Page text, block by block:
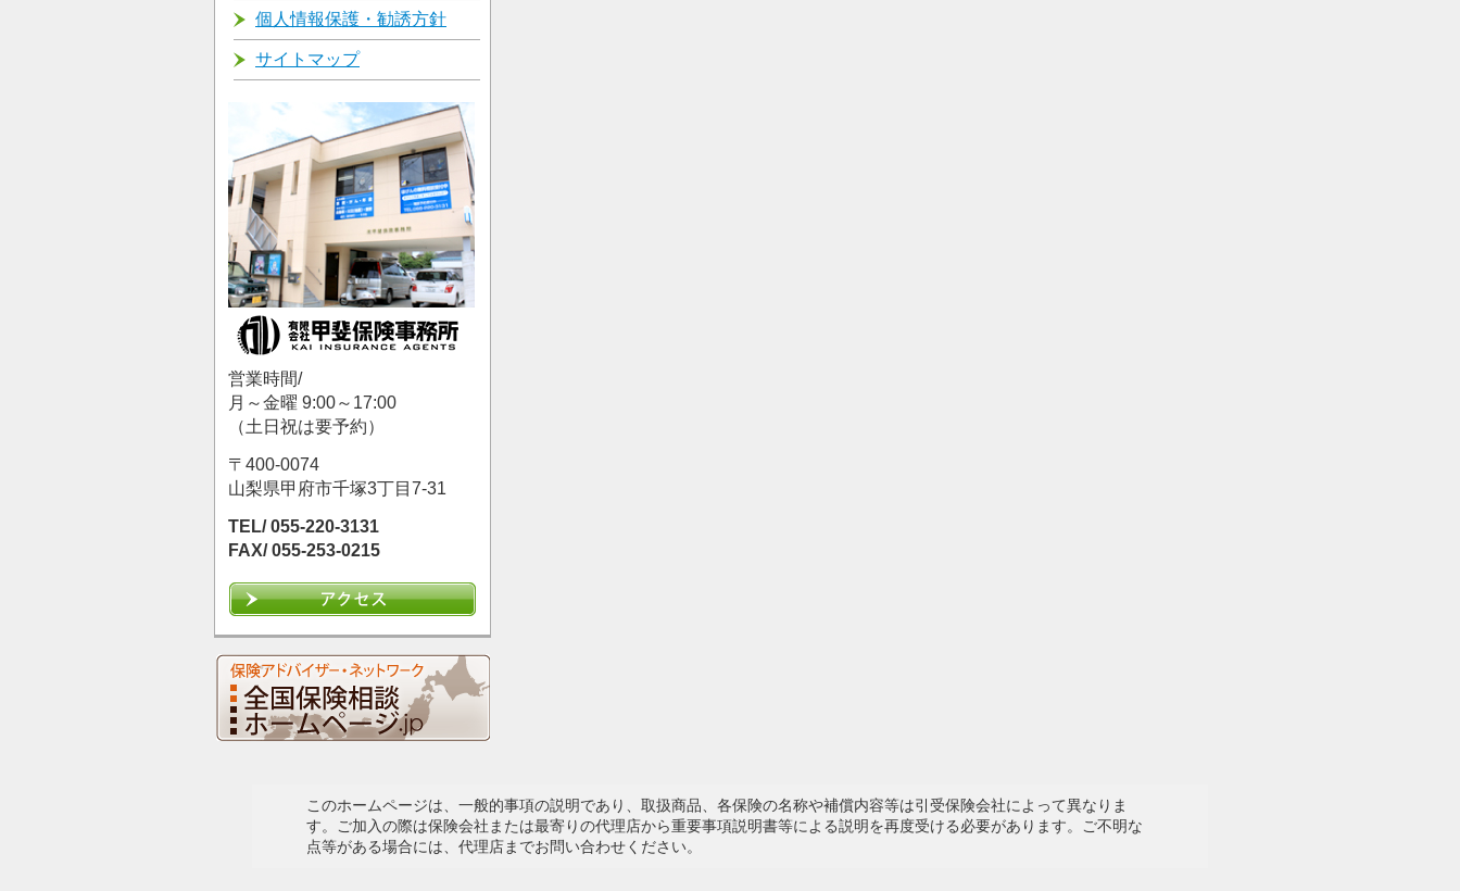
個人情報保護・勧誘方針
サイトマップ
営業時間/
月～金曜 9:00～17:00
（土日祝は要予約）
〒400-0074
山梨県甲府市千塚3丁目7-31
TEL/ 055-220-3131
FAX/ 055-253-0215
このホームページは、一般的事項の説明であり、取扱商品、各保険の名称や補償内容等は引受保険会社によって異なりま
す。ご加入の際は保険会社または最寄りの代理店から重要事項説明書等による説明を再度受ける必要があります。ご不明な
点等がある場合には、代理店までお問い合わせください。